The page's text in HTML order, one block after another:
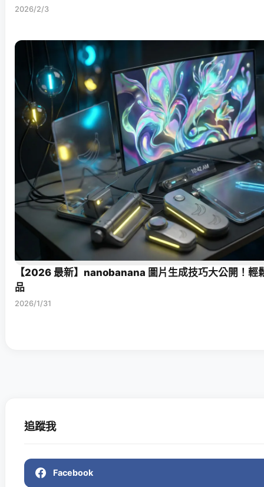
2026/2/3
【2026 最新】nanobanana 圖片生成技巧大公開！輕
品
2026/1/31
追蹤我
Facebook